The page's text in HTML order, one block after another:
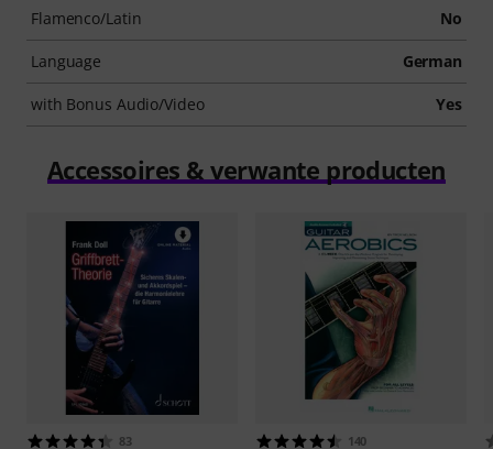
Flamenco/Latin No
Language German
with Bonus Audio/Video Yes
Accessoires & verwante producten
83 140